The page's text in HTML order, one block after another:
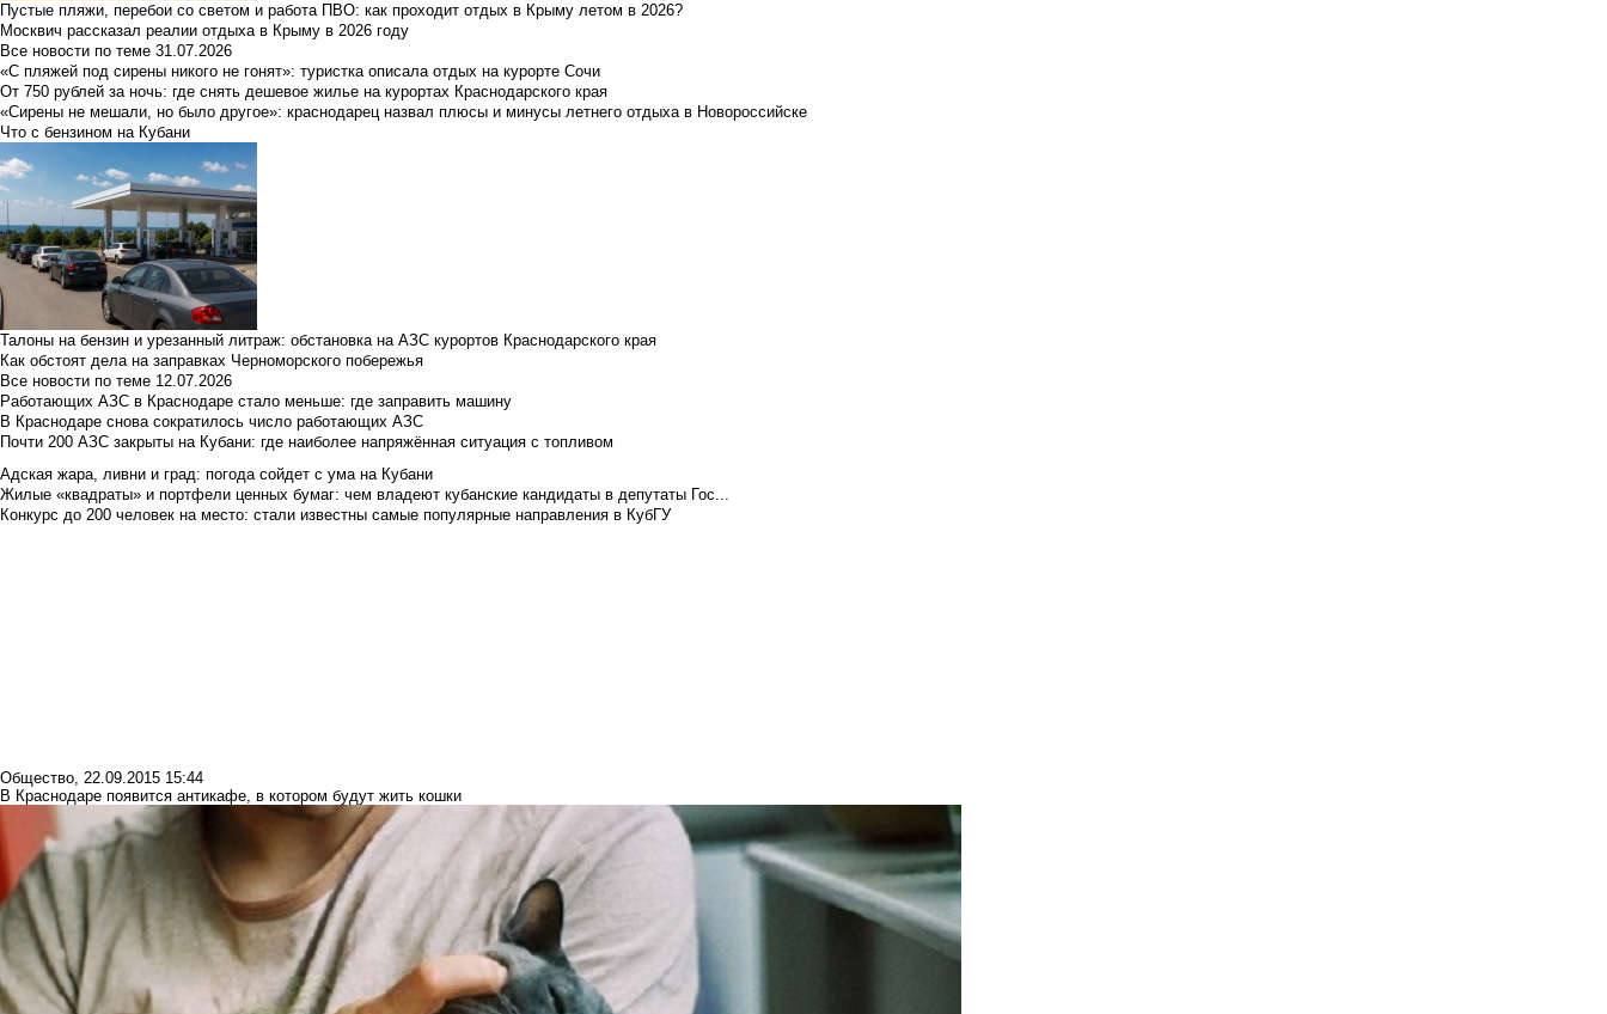
Пустые пляжи, перебои со светом и работа ПВО: как проходит отдых в Крыму летом в 2026?
Москвич рассказал реалии отдыха в Крыму в 2026 году
Все новости по теме 31.07.2026
«С пляжей под сирены никого не гонят»: туристка описала отдых на курорте Сочи
От 750 рублей за ночь: где снять дешевое жилье на курортах Краснодарского края
«Сирены не мешали, но было другое»: краснодарец назвал плюсы и минусы летнего отдыха в Новороссийске
Что с бензином на Кубани
Талоны на бензин и урезанный литраж: обстановка на АЗС курортов Краснодарского края
Как обстоят дела на заправках Черноморского побережья
Все новости по теме 12.07.2026
Работающих АЗС в Краснодаре стало меньше: где заправить машину
В Краснодаре снова сократилось число работающих АЗС
Почти 200 АЗС закрыты на Кубани: где наиболее напряжённая ситуация с топливом
Адская жара, ливни и град: погода сойдет с ума на Кубани
Жилые «квадраты» и портфели ценных бумаг: чем владеют кубанские кандидаты в депутаты Гос...
Конкурс до 200 человек на место: стали известны самые популярные направления в КубГУ
Общество, 22.09.2015 15:44
В Краснодаре появится антикафе, в котором будут жить кошки